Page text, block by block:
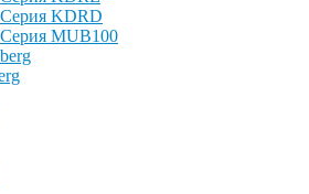
Серия KDRD
Серия MUB100